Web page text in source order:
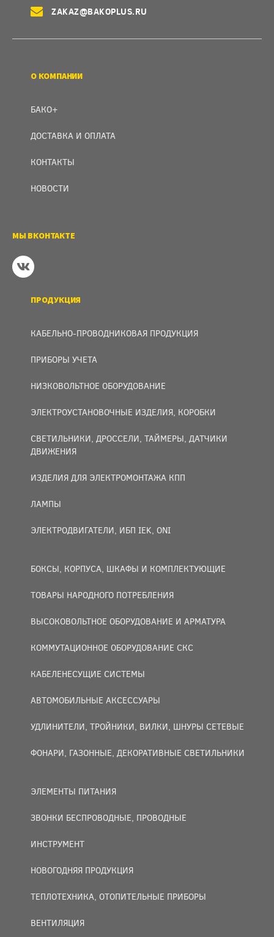
ZAKAZ@BAKOPLUS.RU
О КОМПАНИИ
БАКО+
ДОСТАВКА И ОПЛАТА
КОНТАКТЫ
НОВОСТИ
МЫ ВКОНТАКТЕ
ПРОДУКЦИЯ
КАБЕЛЬНО-ПРОВОДНИКОВАЯ ПРОДУКЦИЯ
ПРИБОРЫ УЧЕТА
НИЗКОВОЛЬТНОЕ ОБОРУДОВАНИЕ
ЭЛЕКТРОУСТАНОВОЧНЫЕ ИЗДЕЛИЯ, КОРОБКИ
СВЕТИЛЬНИКИ, ДРОССЕЛИ, ТАЙМЕРЫ, ДАТЧИКИ
ДВИЖЕНИЯ
ИЗДЕЛИЯ ДЛЯ ЭЛЕКТРОМОНТАЖА КПП
ЛАМПЫ
ЭЛЕКТРОДВИГАТЕЛИ, ИБП IEK, ONI
БОКСЫ, КОРПУСА, ШКАФЫ И КОМПЛЕКТУЮЩИЕ
ТОВАРЫ НАРОДНОГО ПОТРЕБЛЕНИЯ
ВЫСОКОВОЛЬТНОЕ ОБОРУДОВАНИЕ И АРМАТУРА
КОММУТАЦИОННОЕ ОБОРУДОВАНИЕ СКС
КАБЕЛЕНЕСУЩИЕ СИСТЕМЫ
АВТОМОБИЛЬНЫЕ АКСЕССУАРЫ
УДЛИНИТЕЛИ, ТРОЙНИКИ, ВИЛКИ, ШНУРЫ СЕТЕВЫЕ
ФОНАРИ, ГАЗОННЫЕ, ДЕКОРАТИВНЫЕ СВЕТИЛЬНИКИ
ЭЛЕМЕНТЫ ПИТАНИЯ
ЗВОНКИ БЕСПРОВОДНЫЕ, ПРОВОДНЫЕ
ИНСТРУМЕНТ
НОВОГОДНЯЯ ПРОДУКЦИЯ
ТЕПЛОТЕХНИКА, ОТОПИТЕЛЬНЫЕ ПРИБОРЫ
ВЕНТИЛЯЦИЯ